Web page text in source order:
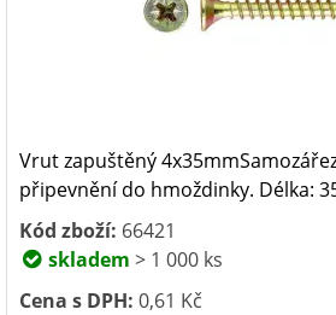
Vrut zapuštěný
připevnění do hmoždinky. Délka:
Kód zboží: 66421
skladem > 1 000 ks
Cena s DPH: 0,61 Kč